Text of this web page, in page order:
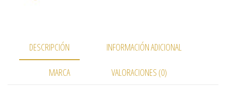
DESCRIPCIÓN INFORMACIÓN ADICIONAL
MARCA VALORACIONES (0)